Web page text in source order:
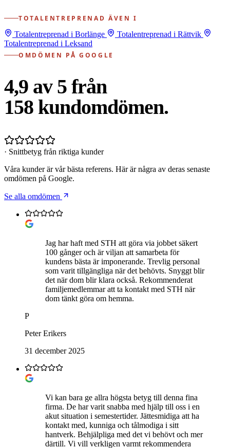
TOTALENTREPRENAD ÄVEN I
Totalentreprenad i Borlänge
Totalentreprenad i Rättvik
Totalentreprenad i Leksand
OMDÖMEN PÅ GOOGLE
4,9 av 5 från
158 kundomdömen.
· Snittbetyg från riktiga kunder
Våra kunder är vår bästa referens. Här är några av deras senaste
omdömen på Google.
Se alla omdömen
Jag har haft med STH att göra via jobbet säkert
100 gånger och är viljan att samarbeta för
kundens bästa är imponerande. Trevlig personal
som varit tillgängliga när det behövts. Snyggt blir
det när dom blir klara också. Rekommenderat
familjemedlemmar att ta kontakt med STH när
dom tänkt göra om hemma.
P
Peter Erikers
31 december 2025
Vi kan bara ge allra högsta betyg till denna fina
firma. De har varit snabba med hjälp till oss i en
akut situation i semestertider. Jättesmidiga att ha
kontakt med, kunniga och tålmodiga i sitt
hantverk. Behjälpliga med det vi behövt och mer
därtill. Vi vill verkligen varmt rekommendera